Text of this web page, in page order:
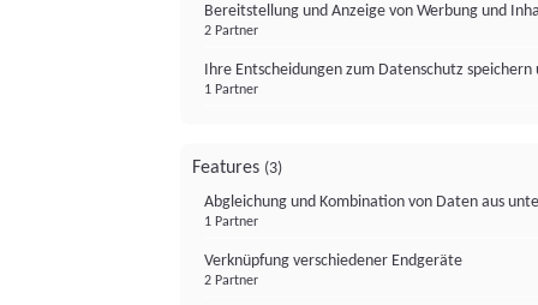
Bereitstellung und Anzeige von Werbung und
2 Partner
Ihre Entscheidungen zum Datenschutz
1 Partner
Features (3)
Abgleichung und Kombination von Daten aus
1 Partner
Verknüpfung verschiedener Endgeräte
2 Partner